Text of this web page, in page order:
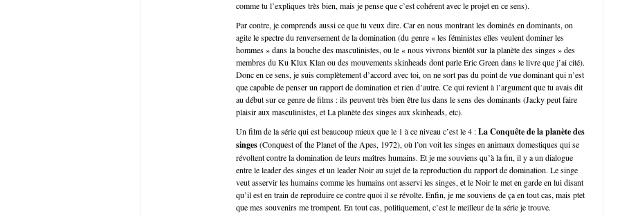
comme tu l’expliques très bien, mais je pense que c’est cohérent avec le projet en ce sens).
Par contre, je comprends aussi ce que tu veux dire. Car en nous montrant les dominés en dominants, on
agite le spectre du renversement de la domination (du genre « les féministes elles veulent dominer les
hommes » dans la bouche des masculinistes, ou le « nous vivrons bientôt sur la planète des singes » des
membres du Ku Klux Klan ou des mouvements skinheads dont parle Eric Green dans le livre que j’ai cité).
Donc en ce sens, je suis complètement d’accord avec toi, on ne sort pas du point de vue dominant qui n’est
que capable de penser un rapport de domination et rien d’autre. Ce qui revient à l’argument que tu avais dit
au début sur ce genre de films : ils peuvent très bien être lus dans le sens des dominants (Jacky peut faire
plaisir aux masculinistes, et La planète des singes aux skinheads, etc).
Un film de la série qui est beaucoup mieux que le 1 à ce niveau c’est le 4 :La Conquête de la planète des
singes(Conquest of the Planet of the Apes, 1972), où l’on voit les singes en animaux domestiques qui se
révoltent contre la domination de leurs maîtres humains. Et je me souviens qu’à la fin, il y a un dialogue
entre le leader des singes et un leader Noir au sujet de la reproduction du rapport de domination. Le singe
veut asservir les humains comme les humains ont asservi les singes, et le Noir le met en garde en lui disant
qu’il est en train de reproduire ce contre quoi il se révolte. Enfin, je me souviens de ça en tout cas, mais ptet
que mes souvenirs me trompent. En tout cas, politiquement, c’est le meilleur de la série je trouve.